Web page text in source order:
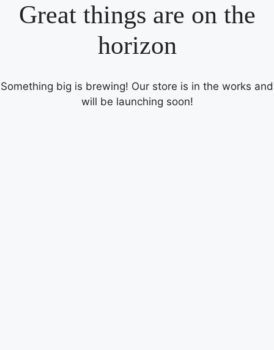
Great things are on the
horizon
Something big is brewing! Our store is in the works and
will be launching soon!